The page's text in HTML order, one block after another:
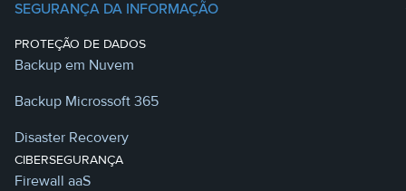
SEGURANÇA DA INFORMAÇÃO
PROTEÇÃO DE DADOS
Backup em Nuvem
Backup Microssoft 365
Disaster Recovery
CIBERSEGURANÇA
Firewall aaS